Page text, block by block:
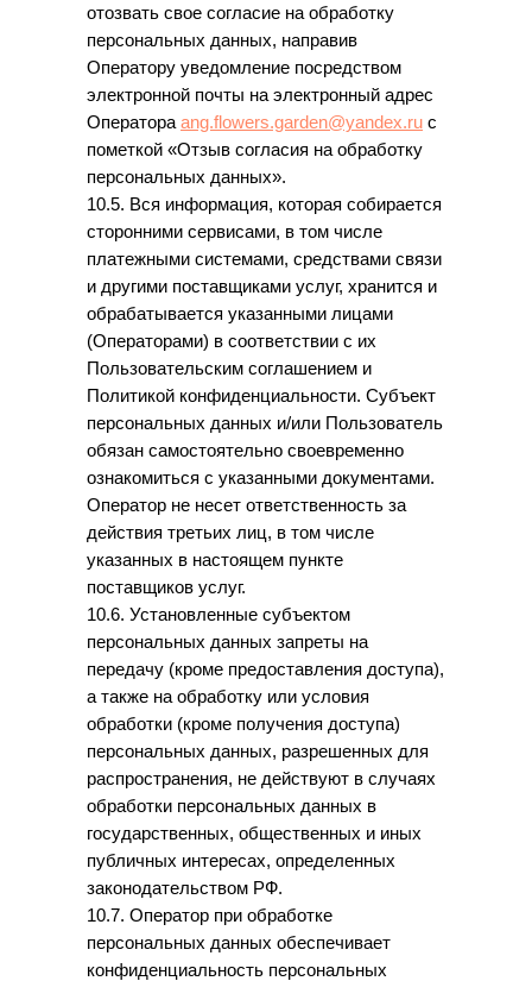
отозвать свое согласие на обработку
персональных данных, направив
Оператору уведомление посредством
электронной почты на электронный адрес
Оператора ang.flowers.garden@yandex.ru с
пометкой «Отзыв согласия на обработку
персональных данных».
10.5. Вся информация, которая собирается
сторонними сервисами, в том числе
платежными системами, средствами связи
и другими поставщиками услуг, хранится и
обрабатывается указанными лицами
(Операторами) в соответствии с их
Пользовательским соглашением и
Политикой конфиденциальности. Субъект
персональных данных и/или Пользователь
обязан самостоятельно своевременно
ознакомиться с указанными документами.
Оператор не несет ответственность за
действия третьих лиц, в том числе
указанных в настоящем пункте
поставщиков услуг.
10.6. Установленные субъектом
персональных данных запреты на
передачу (кроме предоставления доступа),
а также на обработку или условия
обработки (кроме получения доступа)
персональных данных, разрешенных для
распространения, не действуют в случаях
обработки персональных данных в
государственных, общественных и иных
публичных интересах, определенных
законодательством РФ.
10.7. Оператор при обработке
персональных данных обеспечивает
конфиденциальность персональных